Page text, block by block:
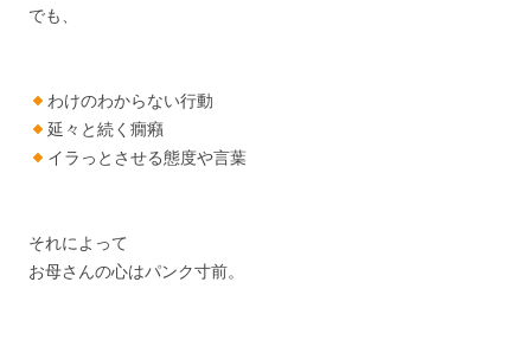
でも、
わけのわからない行動
延々と続く癇癪
イラっとさせる態度や言葉
それによって
お母さんの心はパンク寸前。